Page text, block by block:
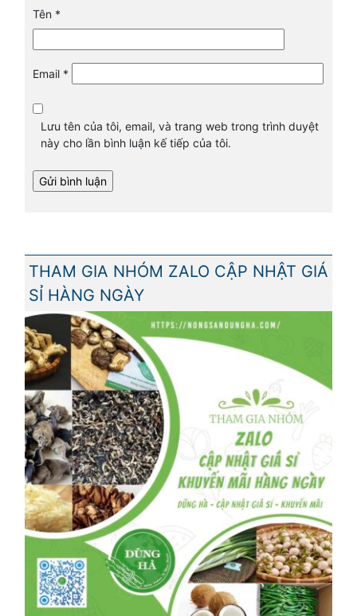
Tên *
Email *
Lưu tên của tôi, email, và trang web trong trình duyệt
này cho lần bình luận kế tiếp của tôi.
THAM GIA NHÓM ZALO CẬP NHẬT GIÁ
SỈ HÀNG NGÀY